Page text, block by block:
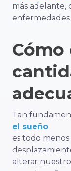
más adelante,
enfermedades
Cómo
Tan
el sueño
es todo menos
alterar